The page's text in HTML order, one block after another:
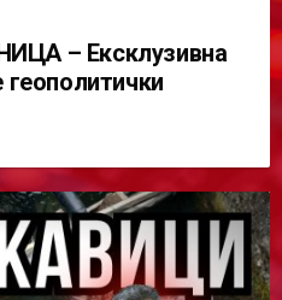
– Ексклузивна
геополитички